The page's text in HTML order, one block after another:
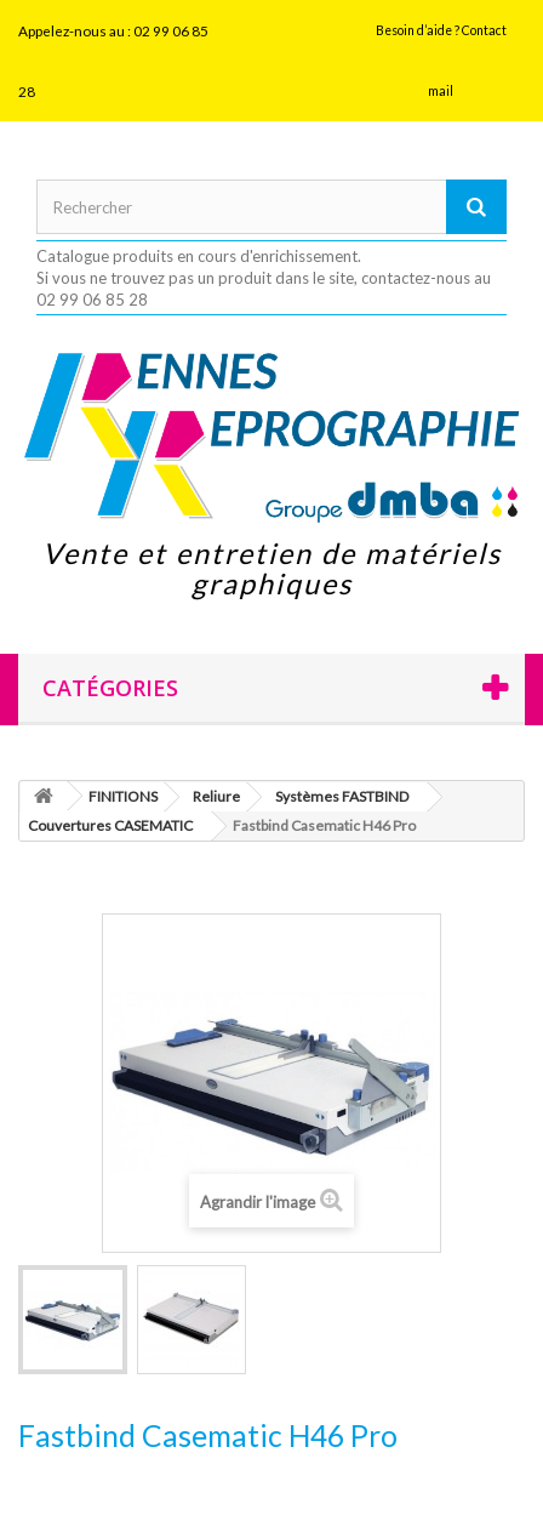
Besoin d’aide ? Contact
mail
Appelez-nous au :02 99 06 85
28
Catalogue produits en cours d'enrichissement.
Si vous ne trouvez pas un produit dans le site, contactez-nous au
02 99 06 85 28
Vente et entretien de matériels
graphiques
CATÉGORIES
FINITIONS Reliure
Systèmes FASTBIND
Couvertures CASEMATIC
Fastbind Casematic H46 Pro
Agrandir l'image
Fastbind Casematic H46 Pro